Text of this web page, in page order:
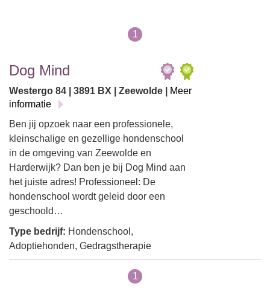
1
Dog Mind
Westergo 84 | 3891 BX | Zeewolde |
Meer
informatie
Ben jij opzoek naar een professionele,
kleinschalige en gezellige hondenschool
in de omgeving van Zeewolde en
Harderwijk? Dan ben je bij Dog Mind aan
het juiste adres! Professioneel: De
hondenschool wordt geleid door een
geschoold…
Type bedrijf: Hondenschool,
Adoptiehonden, Gedragstherapie
1